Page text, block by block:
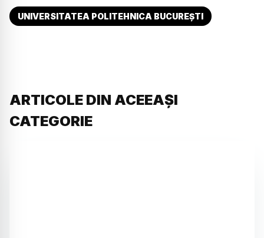
UNIVERSITATEA POLITEHNICA BUCUREȘTI
ARTICOLE DIN ACEEAȘI
CATEGORIE